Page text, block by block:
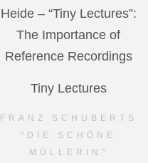
Heide – “Tiny Lectures”:
The Importance of
Reference Recordings
Tiny Lectures
FRANZ SCHUBERTS
"DIE SCHÖNE
MÜLLERIN"